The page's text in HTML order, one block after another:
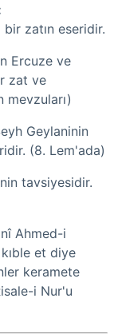
zatın eseridir.
Ercuze ve
zat ve
mevzuları)
Geylaninin
(8. Lem'ada)
tavsiyesidir.
Ahmed-i
et diye
keramete
i Nur'u